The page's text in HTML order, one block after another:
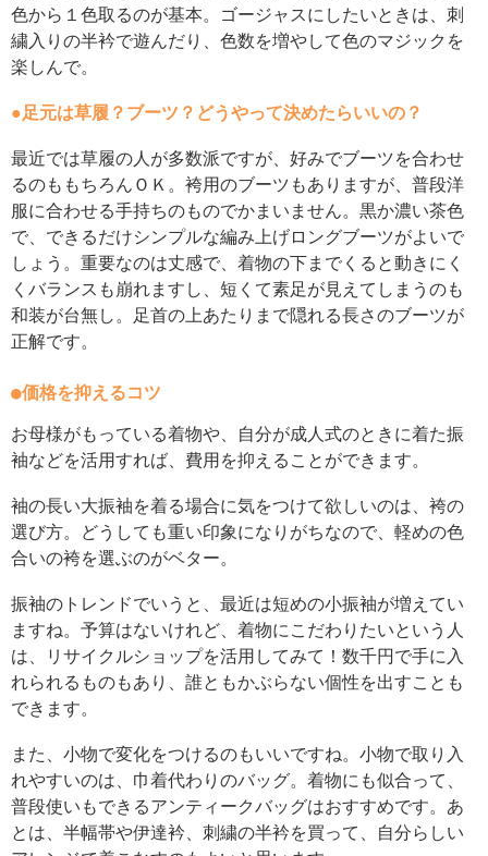
色から１色取るのが基本。ゴージャスにしたいときは、刺
繍入りの半衿で遊んだり、色数を増やして色のマジックを
楽しんで。
●足元は草履？ブーツ？どうやって決めたらいいの？
最近では草履の人が多数派ですが、好みでブーツを合わせ
るのももちろんＯＫ。袴用のブーツもありますが、普段洋
服に合わせる手持ちのものでかまいません。黒か濃い茶色
で、できるだけシンプルな編み上げロングブーツがよいで
しょう。重要なのは丈感で、着物の下までくると動きにく
くバランスも崩れますし、短くて素足が見えてしまうのも
和装が台無し。足首の上あたりまで隠れる長さのブーツが
正解です。
●価格を抑えるコツ
お母様がもっている着物や、自分が成人式のときに着た振
袖などを活用すれば、費用を抑えることができます。
袖の長い大振袖を着る場合に気をつけて欲しいのは、袴の
選び方。どうしても重い印象になりがちなので、軽めの色
合いの袴を選ぶのがベター。
振袖のトレンドでいうと、最近は短めの小振袖が増えてい
ますね。予算はないけれど、着物にこだわりたいという人
は、リサイクルショップを活用してみて！数千円で手に入
れられるものもあり、誰ともかぶらない個性を出すことも
できます。
また、小物で変化をつけるのもいいですね。小物で取り入
れやすいのは、巾着代わりのバッグ。着物にも似合って、
普段使いもできるアンティークバッグはおすすめです。あ
とは、半幅帯や伊達衿、刺繍の半衿を買って、自分らしい